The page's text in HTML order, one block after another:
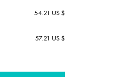
54.21 US $
57.21 US $